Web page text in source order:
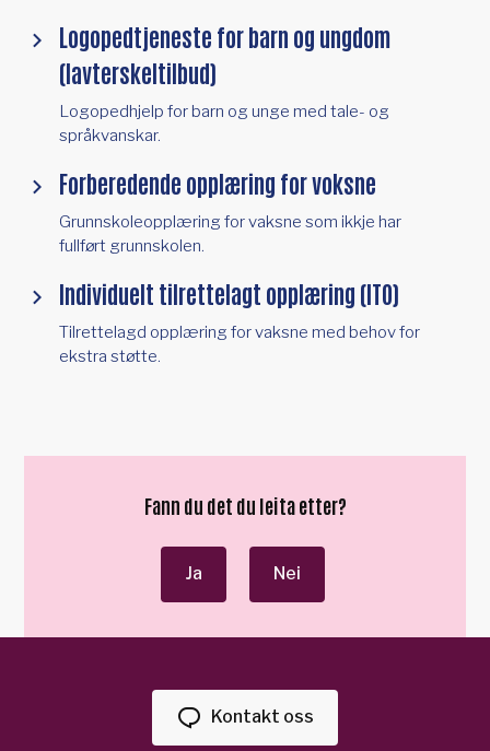
Logopedtjeneste for barn og ungdom
(lavterskeltilbud)
Logopedhjelp for barn og unge med tale- og
språkvanskar.
Forberedende opplæring for voksne
Grunnskoleopplæring for vaksne som ikkje har
fullført grunnskolen.
Individuelt tilrettelagt opplæring (ITO)
Tilrettelagd opplæring for vaksne med behov for
ekstra støtte.
Fann du det du leita etter?
Ja Nei
Kontakt oss